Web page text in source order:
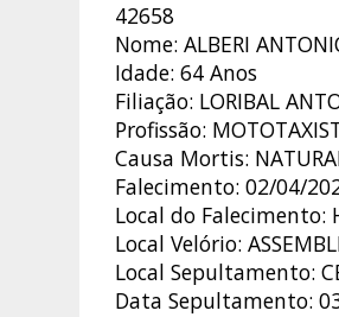
42658
Nome: ALBERI
Idade: 64 Anos
Filiação: LORIBAL
Profissão:
Causa Mortis:
Falecimento: 02/04/
Local do Falecimento:
Local Velório:
Local Sepultamento:
Data Sepultamento: